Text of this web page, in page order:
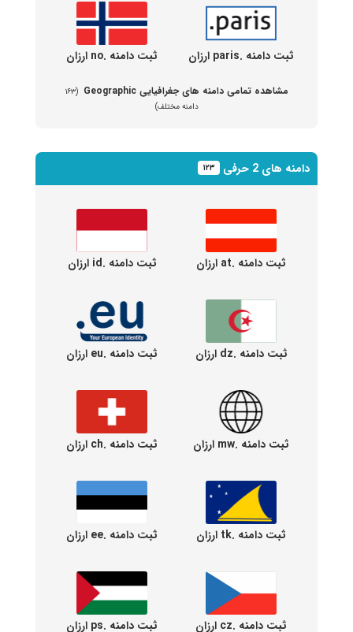
ثبت دامنه .paris ارزان ثبت دامنه .no ارزان
مشاهده تمامی دامنه های جغرافیایی Geographic
(۱۶۳
دامنه مختلف)
دامنه های 2 حرفی ۱۲۳
ثبت دامنه .at ارزان ثبت دامنه .id ارزان
ثبت دامنه .dz ارزان ثبت دامنه .eu ارزان
ثبت دامنه .mw ارزان ثبت دامنه .ch ارزان
ثبت دامنه .tk ارزان ثبت دامنه .ee ارزان
ثبت دامنه .cz ارزان ثبت دامنه .ps ارزان